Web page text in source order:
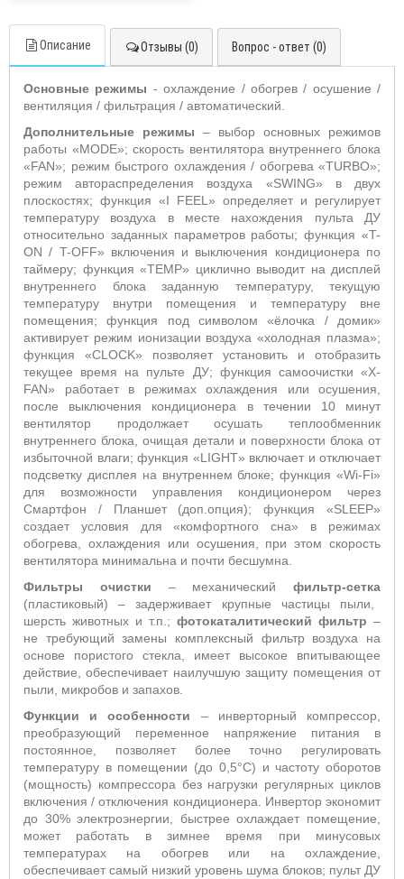
Описание Отзывы (0) Вопрос - ответ (0)
Основные режимы - охлаждение / обогрев / осушение /
вентиляция / фильтрация / автоматический.
Дополнительные режимы – выбор основных режимов
работы «MODE»;скорость вентилятора внутреннего блока
«FAN»; режим быстрого охлаждения / обогрева «TURBO»;
режим автораспределения воздуха «SWING» в двух
плоскостях; функция «I FEEL» определяет и регулирует
температуру воздуха в месте нахождения пульта ДУ
относительно заданных параметров работы; функция «T-
ON / T-OFF» включения и выключения кондиционера по
таймеру; функция «TEMP» циклично выводит на дисплей
внутреннего блока заданную температуру, текущую
температуру внутри помещения и температуру вне
помещения; функция под символом «ёлочка / домик»
активирует режим ионизации воздуха «холодная плазма»;
функция «CLOCK» позволяет установить и отобразить
текущее время на пульте ДУ; функция самоочистки «X-
FAN» работает в режимах охлаждения или осушения,
после выключения кондиционера в течении 10 минут
вентилятор продолжает осушать теплообменник
внутреннего блока, очищая детали и поверхности блока от
избыточной влаги; функция «LIGHT» включает и отключает
подсветку дисплея на внутреннем блоке; функция «Wi-Fi»
для возможности управления кондиционером через
Смартфон / Планшет (доп.опция); функция «SLEEP»
создает условия для «комфортного сна» в режимах
обогрева, охлаждения или осушения, при этом скорость
вентилятора минимальна и почти бесшумна.
Фильтры очистки – механический фильтр-сетка
(пластиковый) – задерживает крупные частицы пыли,
шерсть животных и т.п.; фотокаталитический фильтр –
не требующий замены комплексный фильтр воздуха на
основе пористого стекла, имеет высокое впитывающее
действие,обеспечивает наилучшую защиту помещения от
пыли, микробов и запахов.
Функции и особенности – инверторный компрессор,
преобразующий переменное напряжение питания в
постоянное, позволяет более точно регулировать
температуру в помещении (до 0,5°С) и частоту оборотов
(мощность) компрессора без нагрузки регулярных циклов
включения / отключения кондиционера. Инвертор экономит
до 30% электроэнергии, быстрее охлаждает помещение,
может работать в зимнее время при минусовых
температурах на обогрев или на охлаждение,
обеспечивает самый низкий уровень шума блоков; пульт ДУ